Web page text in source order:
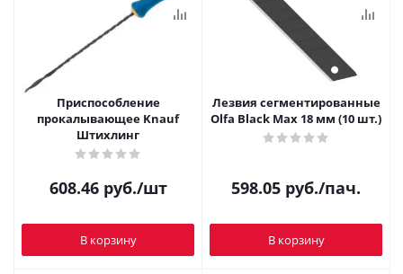
Приспособление
прокалывающее Knauf
Штихлинг
608.46руб./шт
В корзину
Лезвия сегментированные
Olfa Black Max 18 мм (10 шт.)
598.05 руб./пач.
В корзину